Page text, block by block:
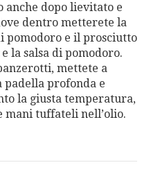
anche dopo lievitato e
dentro metterete la
pomodoro e il prosciutto
la salsa di pomodoro.
mettete a
padella profonda e
la giusta temperatura,
mani tuffateli nell’olio.